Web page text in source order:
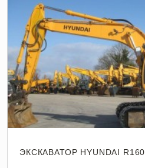
ЭКСКАВАТОР HYUNDAI R160